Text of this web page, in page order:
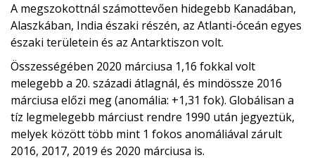
A megszokottnál számottevően hidegebb Kanadában,
Alaszkában, India északi részén, az Atlanti-óceán egyes
északi területein és az Antarktiszon volt.
Összességében 2020 márciusa 1,16 fokkal volt
melegebb a 20. századi átlagnál, és mindössze 2016
márciusa előzi meg (anomália: +1,31 fok). Globálisan a
tíz legmelegebb márciust rendre 1990 után jegyeztük,
melyek között több mint 1 fokos anomáliával zárult
2016, 2017, 2019 és 2020 márciusa is.